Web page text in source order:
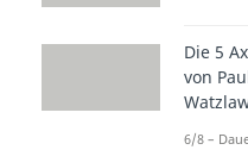
Die 5
von
6/8 –